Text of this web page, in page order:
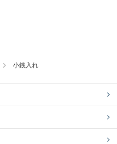
小銭入れ